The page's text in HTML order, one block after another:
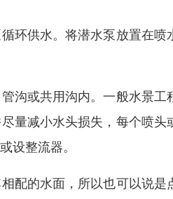
环供水。将潜水泵放置在
沟或共用沟内。一般水景
量减小水头损失，每个喷
设整流器。
配的水面，所以也可以说